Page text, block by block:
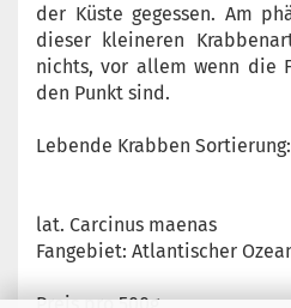
der Küste gegessen. Am
dieser kleineren
nichts, vor allem wenn die
den Punkt sind.
Lebende Krabben
lat. Carcinus maenas
Fangebiet: Atlantischer